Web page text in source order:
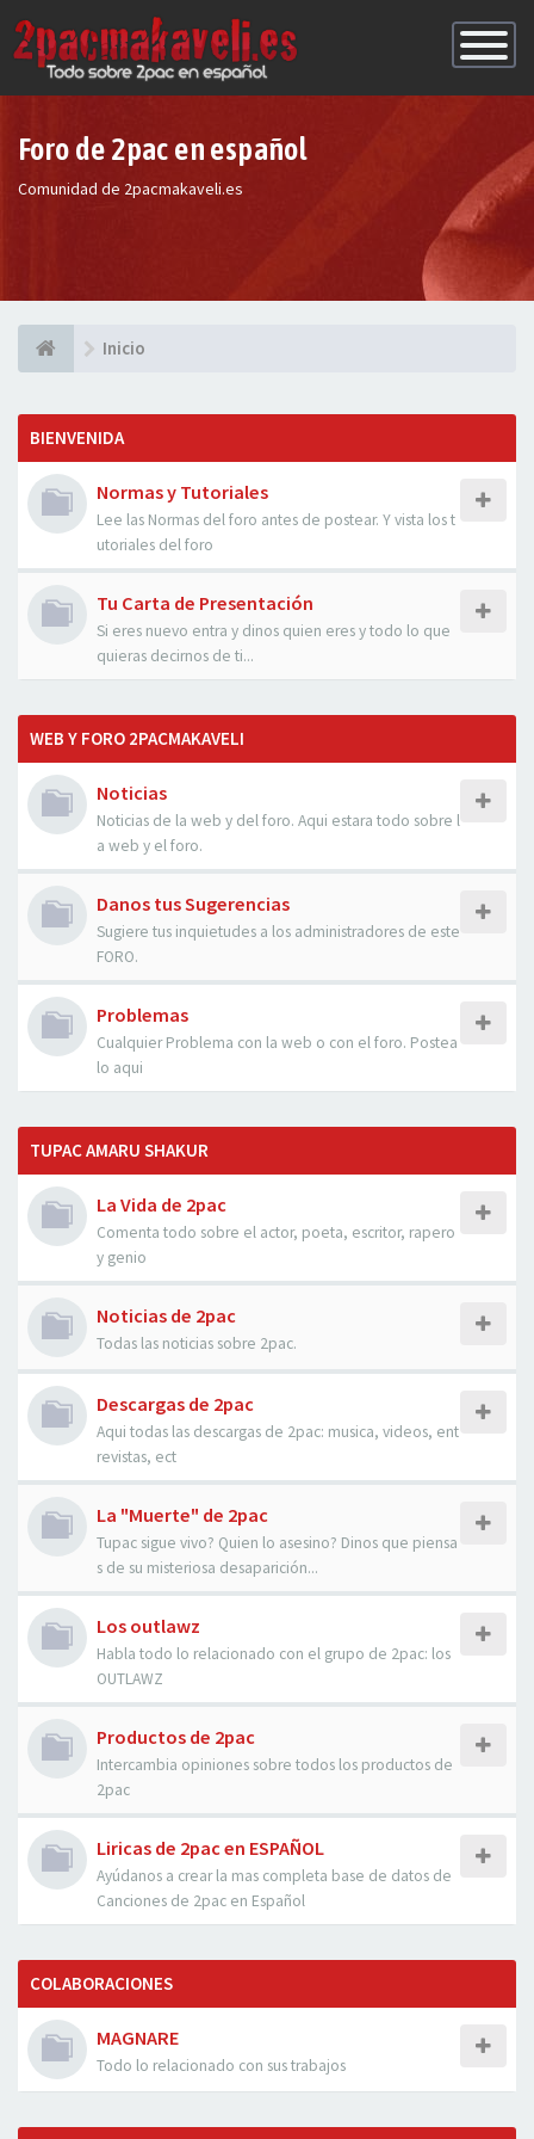
de
Foro de 2pac en español
Comunidad de 2pacmakaveli.es
Inicio
BIENVENIDA
Normas y Tutoriales
Lee las Normas del foro antes de postear. Y vista los t
utoriales del foro
Tu Carta de Presentación
Si eres nuevo entra y dinos quien eres y todo lo que
quieras decirnos de ti...
WEB Y FORO 2PACMAKAVELI
Noticias
Noticias de la web y del foro. Aqui estara todo sobre l
a web y el foro.
Danos tus Sugerencias
Sugiere tus inquietudes a los administradores de este
FORO.
Problemas
Cualquier Problema con la web o con el foro. Postea
lo aqui
TUPAC AMARU SHAKUR
La Vida de 2pac
Comenta todo sobre el actor, poeta, escritor, rapero
y genio
Noticias de 2pac
Todas las noticias sobre 2pac.
Descargas de 2pac
Aqui todas las descargas de 2pac: musica, videos, ent
revistas, ect
La "Muerte" de 2pac
Tupac sigue vivo? Quien lo asesino? Dinos que piensa
s de su misteriosa desaparición...
Los outlawz
Habla todo lo relacionado con el grupo de 2pac: los
OUTLAWZ
Productos de 2pac
Intercambia opiniones sobre todos los productos de
2pac
Liricas de 2pac en ESPAÑOL
Ayúdanos a crear la mas completa base de datos de
Canciones de 2pac en Español
COLABORACIONES
MAGNARE
Todo lo relacionado con sus trabajos